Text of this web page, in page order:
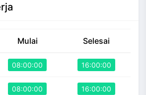
Mulai Selesai
08:00:00 16:00:00
08:00:00 16:00:00